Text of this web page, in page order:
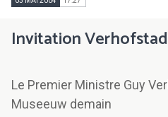
Invitation
Le Premier Ministre Guy
Museeuw demain